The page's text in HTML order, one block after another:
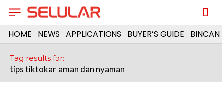
HOME NEWS APPLICATIONS BUYER’S GUIDE
Tag results for:
tips tiktokan aman dan nyaman